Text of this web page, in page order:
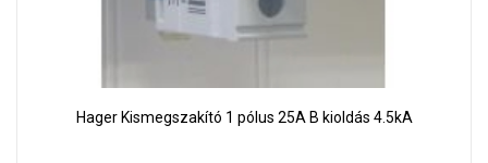
Hager Kismegszakító 1 pólus 25A B kioldás 4.5kA